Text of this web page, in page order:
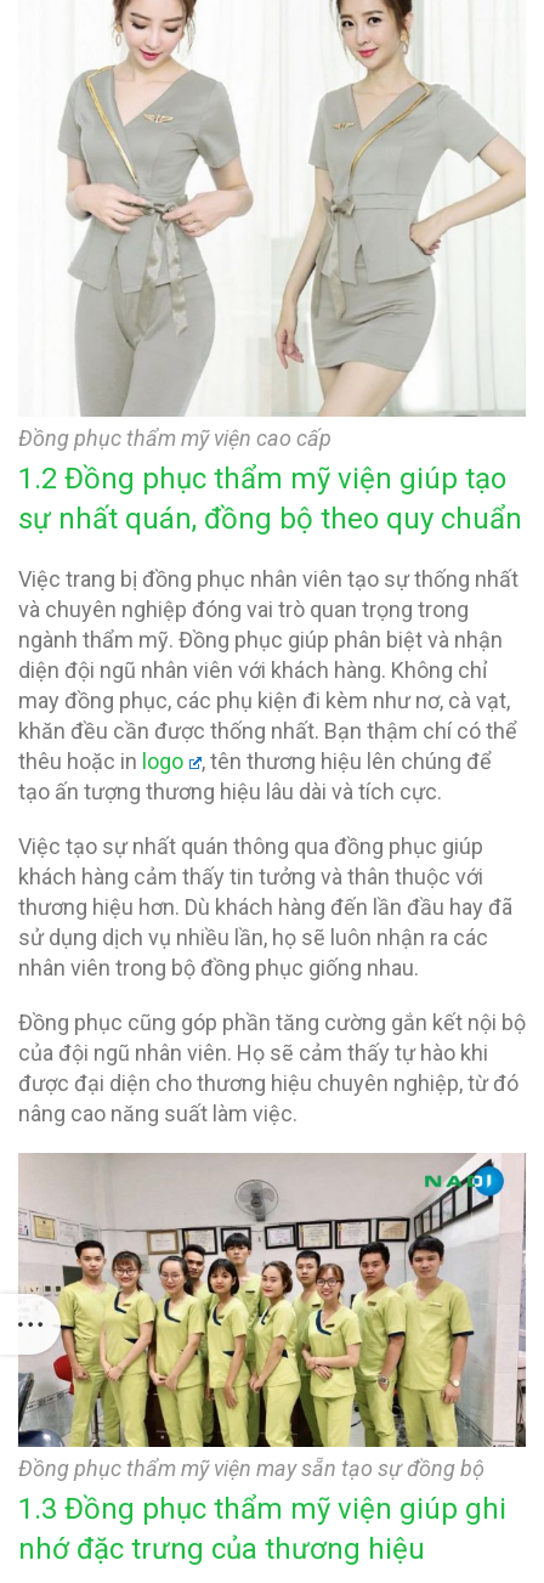
Đồng phục thẩm mỹ viện cao cấp
1.2 Đồng phục thẩm mỹ viện giúp tạo
sự nhất quán, đồng bộ theo quy chuẩn
Việc trang bị đồng phục nhân viên tạo sự thống nhất
và chuyên nghiệp đóng vai trò quan trọng trong
ngành thẩm mỹ. Đồng phục giúp phân biệt và nhận
diện đội ngũ nhân viên với khách hàng. Không chỉ
may đồng phục, các phụ kiện đi kèm như nơ, cà vạt,
khăn đều cần được thống nhất. Bạn thậm chí có thể
thêu hoặc in logo
, tên thương hiệu lên chúng để
tạo ấn tượng thương hiệu lâu dài và tích cực.
Việc tạo sự nhất quán thông qua đồng phục giúp
khách hàng cảm thấy tin tưởng và thân thuộc với
thương hiệu hơn. Dù khách hàng đến lần đầu hay đã
sử dụng dịch vụ nhiều lần, họ sẽ luôn nhận ra các
nhân viên trong bộ đồng phục giống nhau.
Đồng phục cũng góp phần tăng cường gắn kết nội bộ
của đội ngũ nhân viên. Họ sẽ cảm thấy tự hào khi
được đại diện cho thương hiệu chuyên nghiệp, từ đó
nâng cao năng suất làm việc.
Đồng phục thẩm mỹ viện may sẵn tạo sự đồng bộ
1.3 Đồng phục thẩm mỹ viện giúp ghi
nhớ đặc trưng của thương hiệu